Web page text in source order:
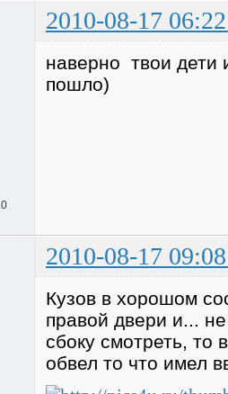
2010-08-17
наверно твои дети
пошло)
2010-08-17
Кузов в хорошом
правой двери и...
сбоку смотреть, то
обвел то что имел